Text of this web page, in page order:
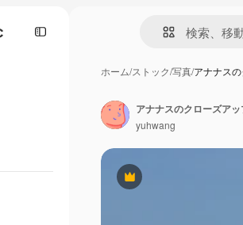
ホーム/ストック/写真/アナナス
Premium
アナナスのクローズアッ
yuhwang